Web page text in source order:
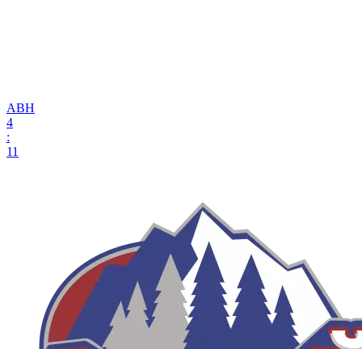
АВН
4
:
11